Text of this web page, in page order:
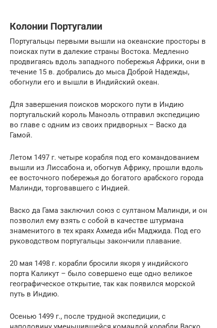
Колонии Португалии
Португальцы первыми вышли на океанские просторы в
поисках пути в далекие страны Востока. Медленно
продвигаясь вдоль западного побережья Африки, они в
течение 15 в. добрались до мыса Доброй Надежды,
обогнули его и вышли в Индийский океан.
Для завершения поисков морского пути в Индию
португальский король Маноэль отправил экспедицию
во главе с одним из своих придворных – Васко да
Гамой.
Летом 1497 г. четыре корабля под его командованием
вышли из Лиссабона и, обогнув Африку, прошли вдоль
ее восточного побережья до богатого арабского города
Малинди, торговавшего с Индией.
Васко да Гама заключил союз с султаном Малинди, и он
позволил ему взять с собой в качестве штурмана
знаменитого в тех краях Ахмеда ибн Маджида. Под его
руководством португальцы закончили плавание.
20 мая 1498 г. корабли бросили якоря у индийского
порта Каликут – было совершено еще одно великое
географическое открытие, так как появился морской
путь в Индию.
Осенью 1499 г., после трудной экспедиции, с